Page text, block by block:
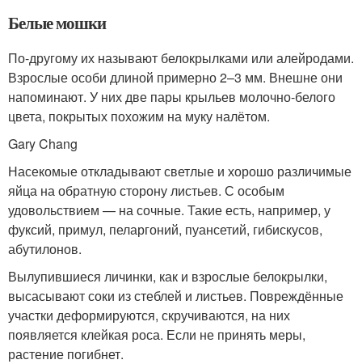
Белые мошки
По-другому их называют белокрылками или алейродами.
Взрослые особи длиной примерно 2–3 мм. Внешне они
напоминают. У них две пары крыльев молочно-белого
цвета, покрытых похожим на муку налётом.
Gary Chang
Насекомые откладывают светлые и хорошо различимые
яйца на обратную сторону листьев. С особым
удовольствием — на сочные. Такие есть, например, у
фуксий, примул, пеларгоний, пуансетий, гибискусов,
абутилонов.
Вылупившиеся личинки, как и взрослые белокрылки,
высасывают соки из стеблей и листьев. Повреждённые
участки деформируются, скручиваются, на них
появляется клейкая роса. Если не принять меры,
растение погибнет.